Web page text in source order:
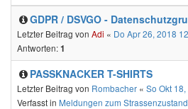
GDPR / DSVGO -
Letzter Beitrag von Adi « Do Apr 26, 2018
Antworten:1
PASSKNACKER T-SHIRTS
Letzter Beitrag von Rombacher « So Okt
Verfasst in Meldungen zum Strassenzustand